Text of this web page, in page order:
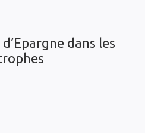
dans les